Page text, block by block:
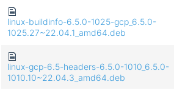
linux-buildinfo-6.5.0-1025-gcp_6.5.0-
1025.27~22.04.1_amd64.deb
linux-gcp-6.5-headers-6.5.0-1010_6.5.0-
1010.10~22.04.3_amd64.deb